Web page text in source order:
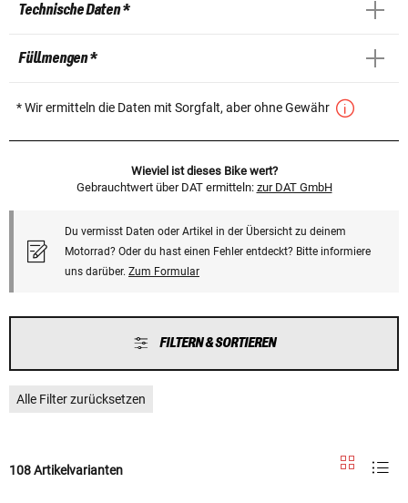
Technische Daten *
Füllmengen *
* Wir ermitteln die Daten mit Sorgfalt, aber ohne Gewähr
Wieviel ist dieses Bike wert?
Gebrauchtwert über DAT ermitteln: zur DAT GmbH
Du vermisst Daten oder Artikel in der Übersicht zu deinem
Motorrad? Oder du hast einen Fehler entdeckt? Bitte informiere
uns darüber. Zum Formular
FILTERN & SORTIEREN
Alle Filter zurücksetzen
108 Artikelvarianten